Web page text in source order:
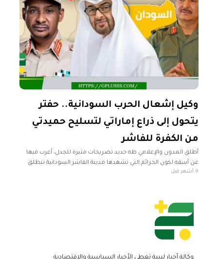
وكيل إشعال الحرب السودانية.. حفتر
يتحول إلى ذراع إماراتي لتسليح حميدتي
من الكفرة للفاشر
أطلق المدون والإعلامي طه حديد تصريحات مثيرة للجدل، أعرب فيها
عن أسفه لكون الجرائم التي تشهدها مدينة الفاشر السودانية تنطلق
بشكل أساسي من الأراضي الليبية. ووجه حديد اتهامات مباشرة لدولة
9 أشهر قبل